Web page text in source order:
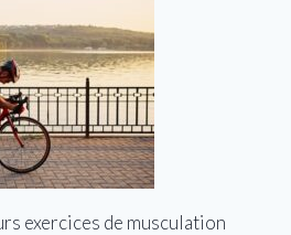
exercices de musculation